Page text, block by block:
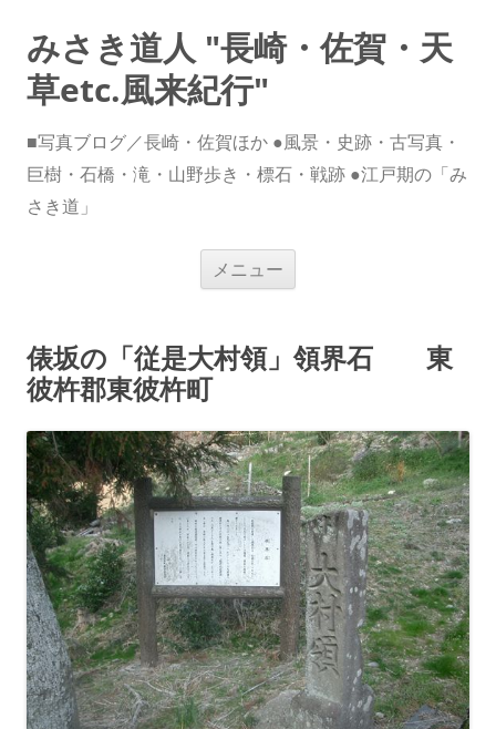
みさき道人 "長崎・佐賀・天
草etc.風来紀行"
■写真ブログ／長崎・佐賀ほか ●風景・史跡・古写真・
巨樹・石橋・滝・山野歩き・標石・戦跡 ●江戸期の「み
さき道」
メニュー
ス
キ
俵坂の「従是大村領」領界石 東
彼杵郡東彼杵町